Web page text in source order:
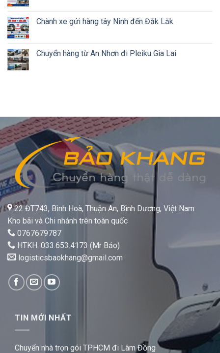
Chành xe gửi hàng tây Ninh đến Đắk Lắk
Chuyển hàng từ An Nhơn đi Pleiku Gia Lai
22 ĐT743, Bình Hoà, Thuận An, Bình Dương, Việt Nam
Kho bãi và Chi nhánh trên toàn quốc
0767679787
HTKH: 033.653.4173 (Mr Bảo)
logisticsbaokhang@gmail.com
TIN MỚI NHẤT
Chuyển nhà trọn gói TPHCM đi Lâm Đồng